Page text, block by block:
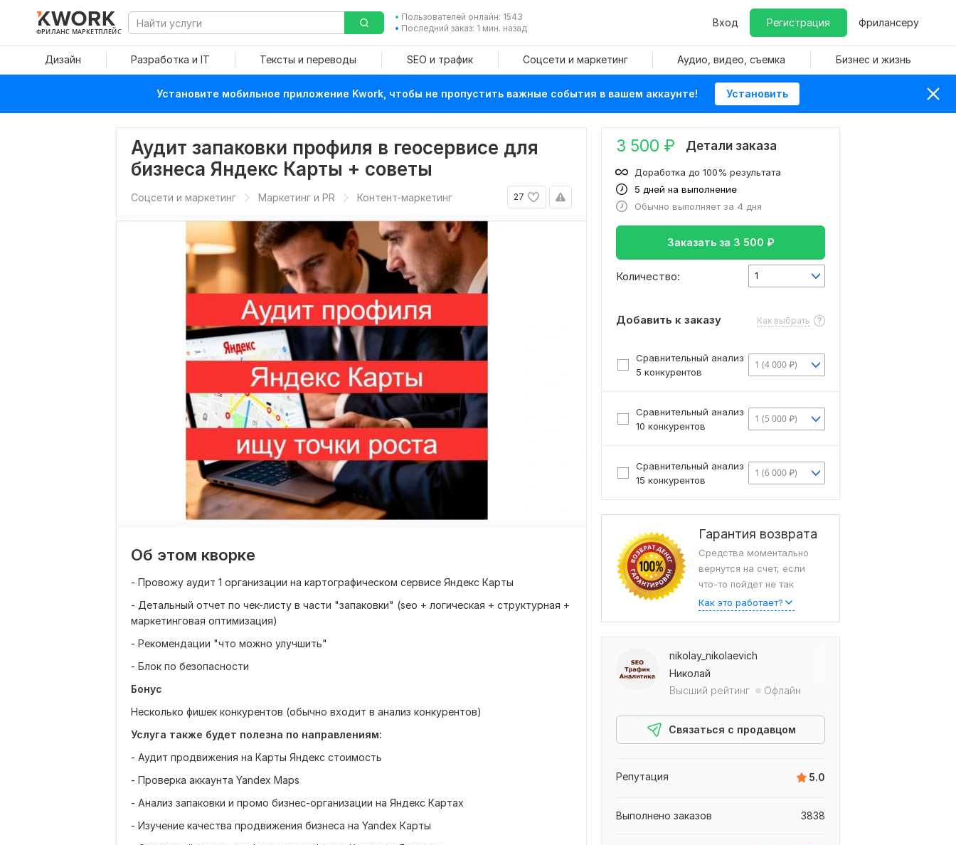
ФРИЛАНС МАРКЕТПЛЕЙС
Пользователей онлайн: 1543
Последний заказ: 1 мин. назад
Вход Регистрация Фрилансеру
Дизайн Разработка и IT Тексты и переводы SEO и трафик Соцсети и маркетинг Аудио, видео, съемка Бизнес и жизнь
Установите мобильное приложение Kwork, чтобы не пропустить важные события в вашем аккаунте! Установить
Аудит запаковки профиля в геосервисе для
бизнеса Яндекс Карты + советы
27
Соцсети и маркетинг Маркетинг и PR Контент-маркетинг
Об этом кворке
- Провожу аудит 1 организации на картографическом сервисе Яндекс Карты
- Детальный отчет по чек-листу в части "запаковки" (seo + логическая + структурная +
маркетинговая оптимизация)
- Рекомендации "что можно улучшить"
- Блок по безопасности
Бонус
Несколько фишек конкурентов (обычно входит в анализ конкурентов)
Услуга также будет полезна по направлениям:
- Аудит продвижения на Карты Яндекс стоимость
- Проверка аккаунта Yandex Maps
- Анализ запаковки и промо бизнес-организации на Яндекс Картах
- Изучение качества продвижения бизнеса на Yandex Карты
3 500 ₽ Детали заказа
5 дней на выполнение
Доработка до 100% результата
Обычно выполняет за 4 дня
Заказать за 3 500 ₽
Количество: 1
Добавить к заказу Как выбрать
Сравнительный анализ
5 конкурентов
1 (4 000 ₽)
Сравнительный анализ
10 конкурентов
1 (5 000 ₽)
Сравнительный анализ
15 конкурентов
1 (6 000 ₽)
Гарантия возврата
Средства моментально
вернутся на счет, если
что-то пойдет не так
Как это работает?
nikolay_nikolaevich
Николай
Высший рейтинг
Офлайн
Связаться с продавцом
5.0
Репутация
3838
Выполнено заказов